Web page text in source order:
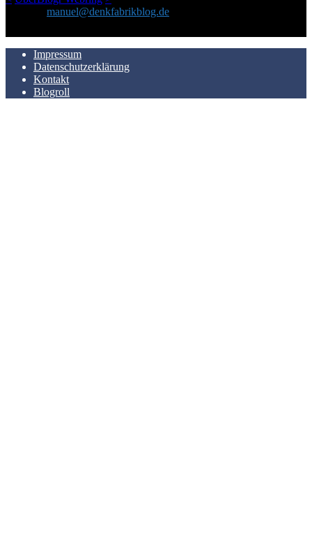
manuel@denkfabrikblog.de
Impressum
Datenschutzerklärung
Kontakt
Blogroll